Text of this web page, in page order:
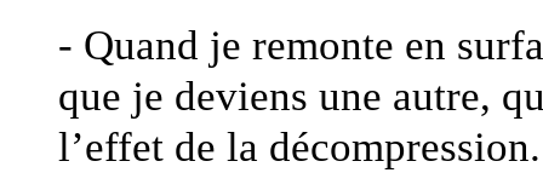
- Quand je remonte en
que je deviens une autre,
l’effet de la